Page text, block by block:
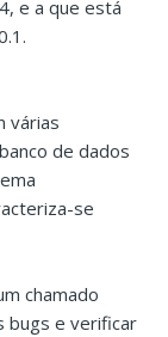
e a que está
várias
de dados
se
chamado
bugs e verificar